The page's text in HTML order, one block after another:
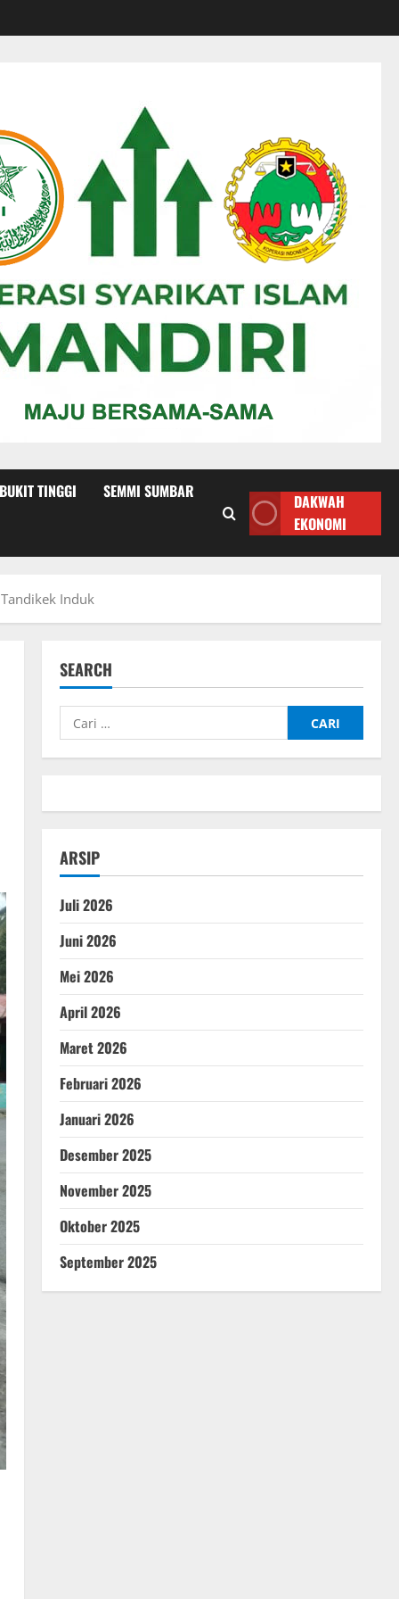
TINGGI SEMMI SUMBAR
DAKWAH
EKONOMI
Induk
SEARCH
Cari
untuk:
ARSIP
Juli 2026
Juni 2026
Mei 2026
April 2026
Maret 2026
Februari 2026
Januari 2026
Desember 2025
November 2025
Oktober 2025
September 2025